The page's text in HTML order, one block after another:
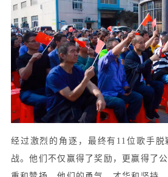
经过激烈的角逐，最终有 11位歌手脱
战。他们不仅赢得了奖励，更赢得了